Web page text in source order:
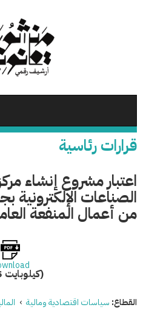
قرارات رئاسية
اعتبار مشروع إنشاء
الصناعات الإلكترونية
من أعمال المنفعة
(72.5 كيلوبايت)
القطاع: سياسات اقتصادية ومالية ›